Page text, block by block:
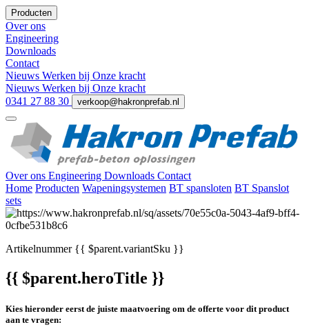
Producten
Over ons
Engineering
Downloads
Contact
Nieuws Werken bij Onze kracht
Nieuws Werken bij Onze kracht
0341 27 88 30
verkoop@hakronprefab.nl
Over ons Engineering Downloads Contact
Home Producten Wapeningsystemen BT spansloten BT Spanslot
sets
Artikelnummer{{ $parent.variantSku }}
{{ $parent.heroTitle }}
Kies hieronder eerst de juiste maatvoering om de offerte voor dit product
aan te vragen: